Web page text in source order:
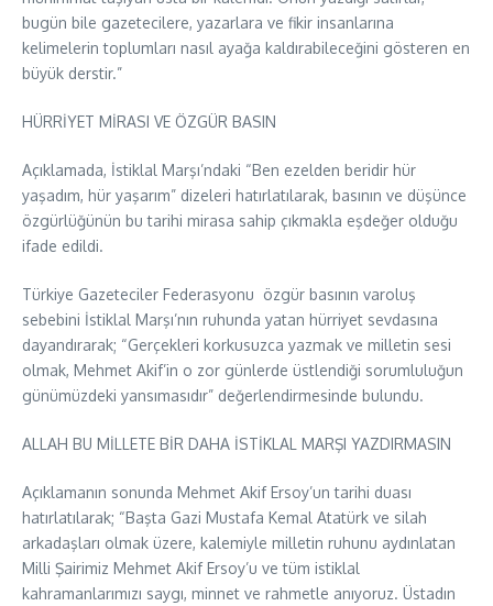
bugün bile gazetecilere, yazarlara ve fikir insanlarına
kelimelerin toplumları nasıl ayağa kaldırabileceğini gösteren en
büyük derstir.”
HÜRRİYET MİRASI VE ÖZGÜR BASIN
Açıklamada, İstiklal Marşı’ndaki “Ben ezelden beridir hür
yaşadım, hür yaşarım” dizeleri hatırlatılarak, basının ve düşünce
özgürlüğünün bu tarihi mirasa sahip çıkmakla eşdeğer olduğu
ifade edildi.
Türkiye Gazeteciler Federasyonu özgür basının varoluş
sebebini İstiklal Marşı’nın ruhunda yatan hürriyet sevdasına
dayandırarak; “Gerçekleri korkusuzca yazmak ve milletin sesi
olmak, Mehmet Akif’in o zor günlerde üstlendiği sorumluluğun
günümüzdeki yansımasıdır” değerlendirmesinde bulundu.
ALLAH BU MİLLETE BİR DAHA İSTİKLAL MARŞI YAZDIRMASIN
Açıklamanın sonunda Mehmet Akif Ersoy’un tarihi duası
hatırlatılarak; “Başta Gazi Mustafa Kemal Atatürk ve silah
arkadaşları olmak üzere, kalemiyle milletin ruhunu aydınlatan
Milli Şairimiz Mehmet Akif Ersoy’u ve tüm istiklal
kahramanlarımızı saygı, minnet ve rahmetle anıyoruz. Üstadın